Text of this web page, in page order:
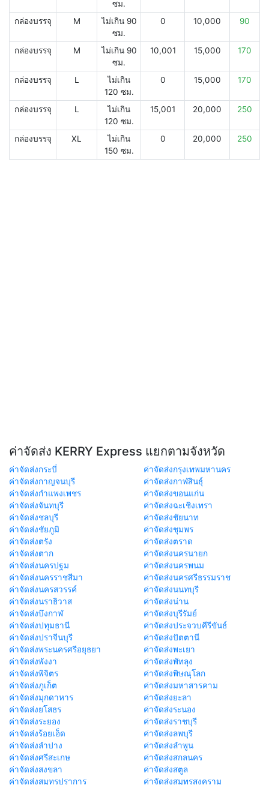
ซม.
กล่องบรรจุ M
ไม่เกิน 90
ซม.
0 10,000 90
กล่องบรรจุ M
ไม่เกิน 90
ซม.
10,001 15,000 170
กล่องบรรจุ L
ไม่เกิน
120 ซม.
0 15,000 170
กล่องบรรจุ L
ไม่เกิน
120 ซม.
15,001 20,000 250
กล่องบรรจุ XL
ไม่เกิน
150 ซม.
0 20,000 250
ค่าจัดส่ง KERRY Express แยกตามจังหวัด
ค่าจัดส่งกระบี่
ค่าจัดส่งกรุงเทพมหานคร
ค่าจัดส่งกาญจนบุรี
ค่าจัดส่งกาฬสินธุ์
ค่าจัดส่งกำแพงเพชร
ค่าจัดส่งขอนแก่น
ค่าจัดส่งจันทบุรี
ค่าจัดส่งฉะเชิงเทรา
ค่าจัดส่งชลบุรี
ค่าจัดส่งชัยนาท
ค่าจัดส่งชัยภูมิ
ค่าจัดส่งชุมพร
ค่าจัดส่งตรัง
ค่าจัดส่งตราด
ค่าจัดส่งตาก
ค่าจัดส่งนครนายก
ค่าจัดส่งนครปฐม
ค่าจัดส่งนครพนม
ค่าจัดส่งนครราชสีมา
ค่าจัดส่งนครศรีธรรมราช
ค่าจัดส่งนครสวรรค์
ค่าจัดส่งนนทบุรี
ค่าจัดส่งนราธิวาส
ค่าจัดส่งน่าน
ค่าจัดส่งบึงกาฬ
ค่าจัดส่งบุรีรัมย์
ค่าจัดส่งปทุมธานี
ค่าจัดส่งประจวบคีรีขันธ์
ค่าจัดส่งปราจีนบุรี
ค่าจัดส่งปัตตานี
ค่าจัดส่งพระนครศรีอยุธยา
ค่าจัดส่งพะเยา
ค่าจัดส่งพังงา
ค่าจัดส่งพัทลุง
ค่าจัดส่งพิจิตร
ค่าจัดส่งพิษณุโลก
ค่าจัดส่งภูเก็ต
ค่าจัดส่งมหาสารคาม
ค่าจัดส่งมุกดาหาร
ค่าจัดส่งยะลา
ค่าจัดส่งยโสธร
ค่าจัดส่งระนอง
ค่าจัดส่งระยอง
ค่าจัดส่งราชบุรี
ค่าจัดส่งร้อยเอ็ด
ค่าจัดส่งลพบุรี
ค่าจัดส่งลำปาง
ค่าจัดส่งลำพูน
ค่าจัดส่งศรีสะเกษ
ค่าจัดส่งสกลนคร
ค่าจัดส่งสงขลา
ค่าจัดส่งสตูล
ค่าจัดส่งสมุทรปราการ
ค่าจัดส่งสมุทรสงคราม